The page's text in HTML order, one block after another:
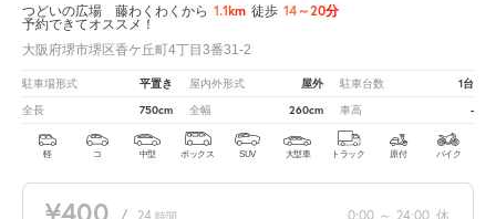
つどいの広場 藤わくわくから 1.1km 徒歩 14～20分
予約できてオススメ！
大阪府堺市堺区香ケ丘町4丁目3番31-2
駐車場形式 平置き 屋内外形式 屋外 駐車台数 1台
全長 750cm 全幅 260cm 車高 -
軽 コ 中型 ボックス SUV 大型車 トラック 原付 バイク
/ 24 0:00 ～ 24:00 休